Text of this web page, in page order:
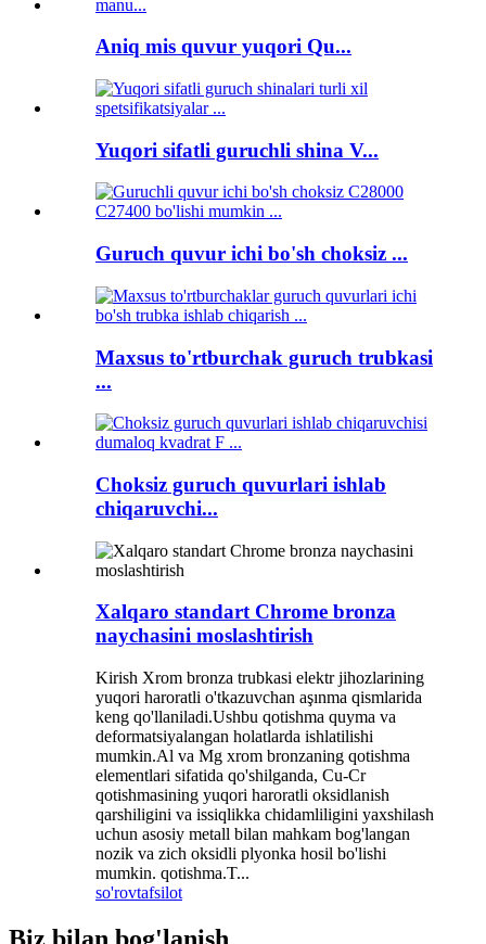
Aniq mis quvur yuqori Qu...
Yuqori sifatli guruchli shina V...
Guruch quvur ichi bo'sh choksiz ...
Maxsus to'rtburchak guruch trubkasi
...
Choksiz guruch quvurlari ishlab
chiqaruvchi...
Xalqaro standart Chrome bronza
naychasini moslashtirish
Kirish Xrom bronza trubkasi elektr jihozlarining
yuqori haroratli o'tkazuvchan aşınma qismlarida
keng qo'llaniladi.Ushbu qotishma quyma va
deformatsiyalangan holatlarda ishlatilishi
mumkin.Al va Mg xrom bronzaning qotishma
elementlari sifatida qo'shilganda, Cu-Cr
qotishmasining yuqori haroratli oksidlanish
qarshiligini va issiqlikka chidamliligini yaxshilash
uchun asosiy metall bilan mahkam bog'langan
nozik va zich oksidli plyonka hosil bo'lishi
mumkin. qotishma.T...
so'rovtafsilot